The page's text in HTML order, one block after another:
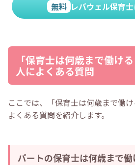
無料 レバウェル保育
「保育士は何歳まで働け
人によくある質問
ここでは、「保育士は何歳まで働け
よくある質問を紹介します。
パートの保育士は何歳まで働